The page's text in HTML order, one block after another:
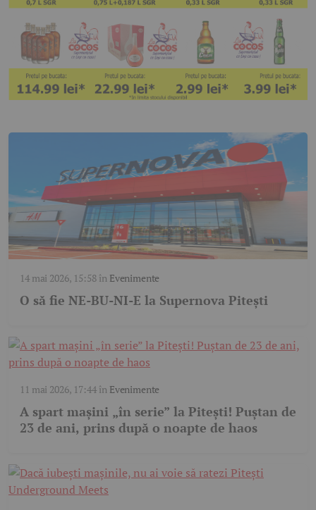
14 mai 2026, 15:58în Evenimente
O să fie NE-BU-NI-E la Supernova Pitești
11 mai 2026, 17:44în Evenimente
A spart mașini „în serie” la Pitești! Puștan de
23 de ani, prins după o noapte de haos